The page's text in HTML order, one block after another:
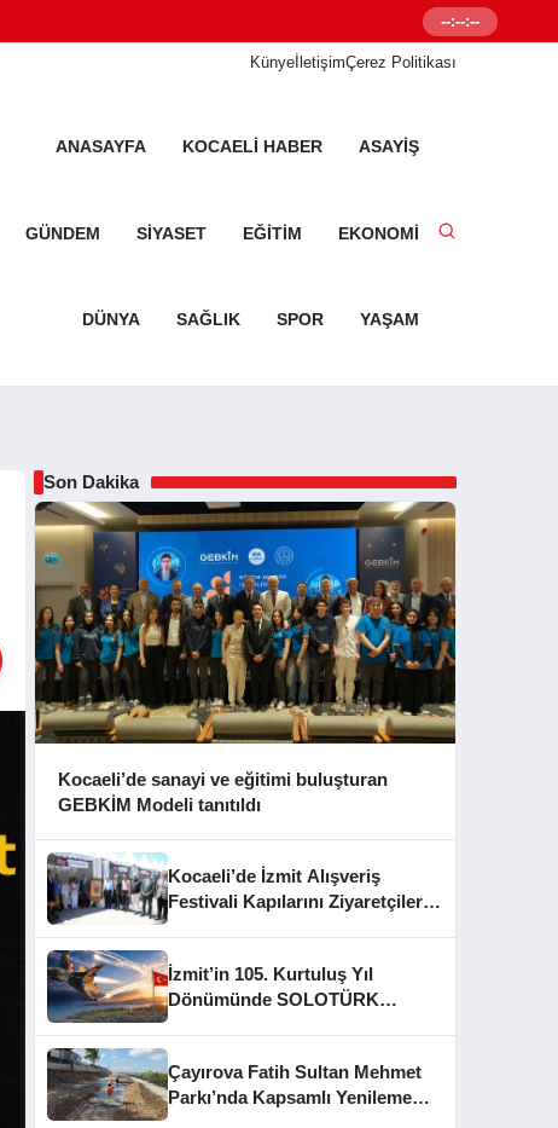
Senetleal.com
--:--:--
KünyeİletişimÇerez Politikası
ANASAYFA KOCAELI HABER ASAYIŞ
GÜNDEM SIYASET EĞITIM EKONOMI
DÜNYA SAĞLIK SPOR YAŞAM
Son Dakika
Kocaeli’de sanayi ve eğitimi buluşturan
GEBKİM Modeli tanıtıldı
Kocaeli’de İzmit Alışveriş
Festivali Kapılarını Ziyaretçilere
İzmit’in 105. Kurtuluş Yıl
Dönümünde SOLOTÜRK
Çayırova Fatih Sultan Mehmet
Parkı’nda Kapsamlı Yenileme